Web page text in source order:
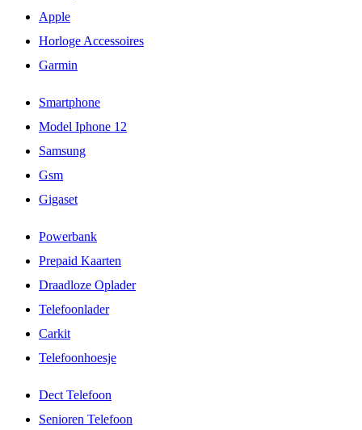
Apple
Horloge Accessoires
Garmin
Smartphone
Model Iphone 12
Samsung
Gsm
Gigaset
Powerbank
Prepaid Kaarten
Draadloze Oplader
Telefoonlader
Carkit
Telefoonhoesje
Dect Telefoon
Senioren Telefoon